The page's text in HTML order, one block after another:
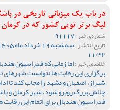
در باب یک میزبانی تاریخی در
لیگ برتر توپی کشور که در کرمان
شماره‌ی خبر :
تاریخ انتشار :
11:32
خلاصه‌ی خبر :اما زمانی که فدراسیون
برگزاری این رقابت ها نتوانست شهرهای
شیراز، اصفهان و مشهد را مجاب کند تا
چالش بزرگ روبرو شود، شهر کرمان و
فدراسیون هندبال برای اتمام این رقابت